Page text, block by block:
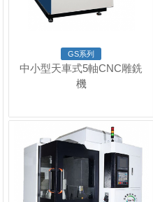
GS系列
中小型天車式5軸CNC雕銑
機